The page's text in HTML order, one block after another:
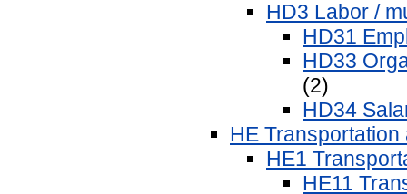
HD3 Labor /
HD31
HD33
(2)
HD34
HE
HE1
HE11